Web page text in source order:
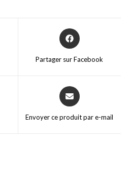
Partager sur Facebook
Envoyer ce produit par e-mail